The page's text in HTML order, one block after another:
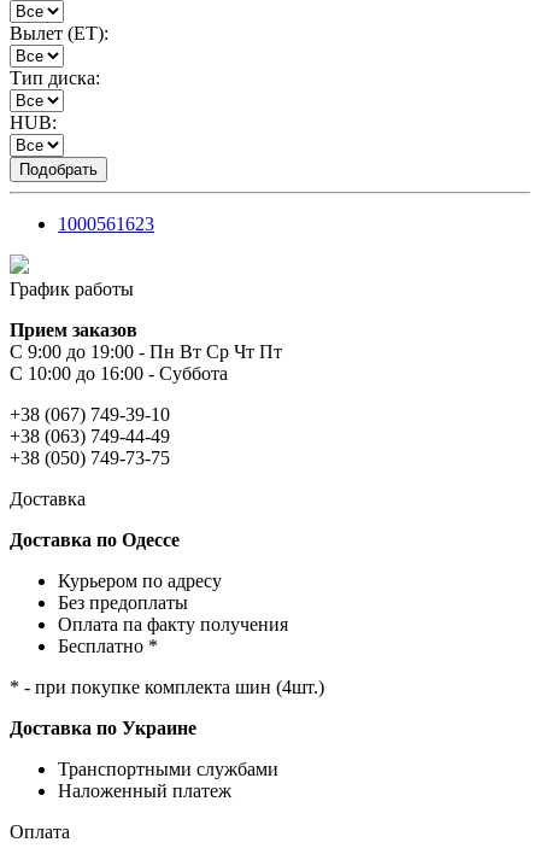
Вылет (ET):
Тип диска:
HUB:
1000561623
График работы
Прием заказов
С 9:00 до 19:00 - Пн Вт Ср Чт Пт
С 10:00 до 16:00 - Суббота
+38 (067) 749-39-10
+38 (063) 749-44-49
+38 (050) 749-73-75
Доставка
Доставка по Одессе
Курьером по адресу
Без предоплаты
Оплата па факту получения
Бесплатно *
* - при покупке комплекта шин (4шт.)
Доставка по Украине
Транспортными службами
Наложенный платеж
Оплата